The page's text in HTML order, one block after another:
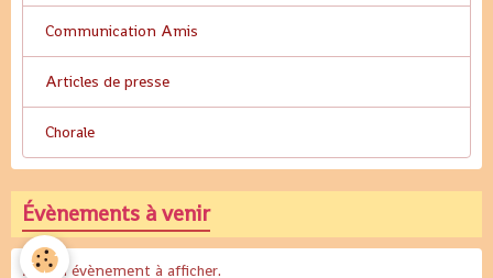
Communication Amis
Articles de presse
Chorale
Évènements à venir
Aucun évènement à afficher.